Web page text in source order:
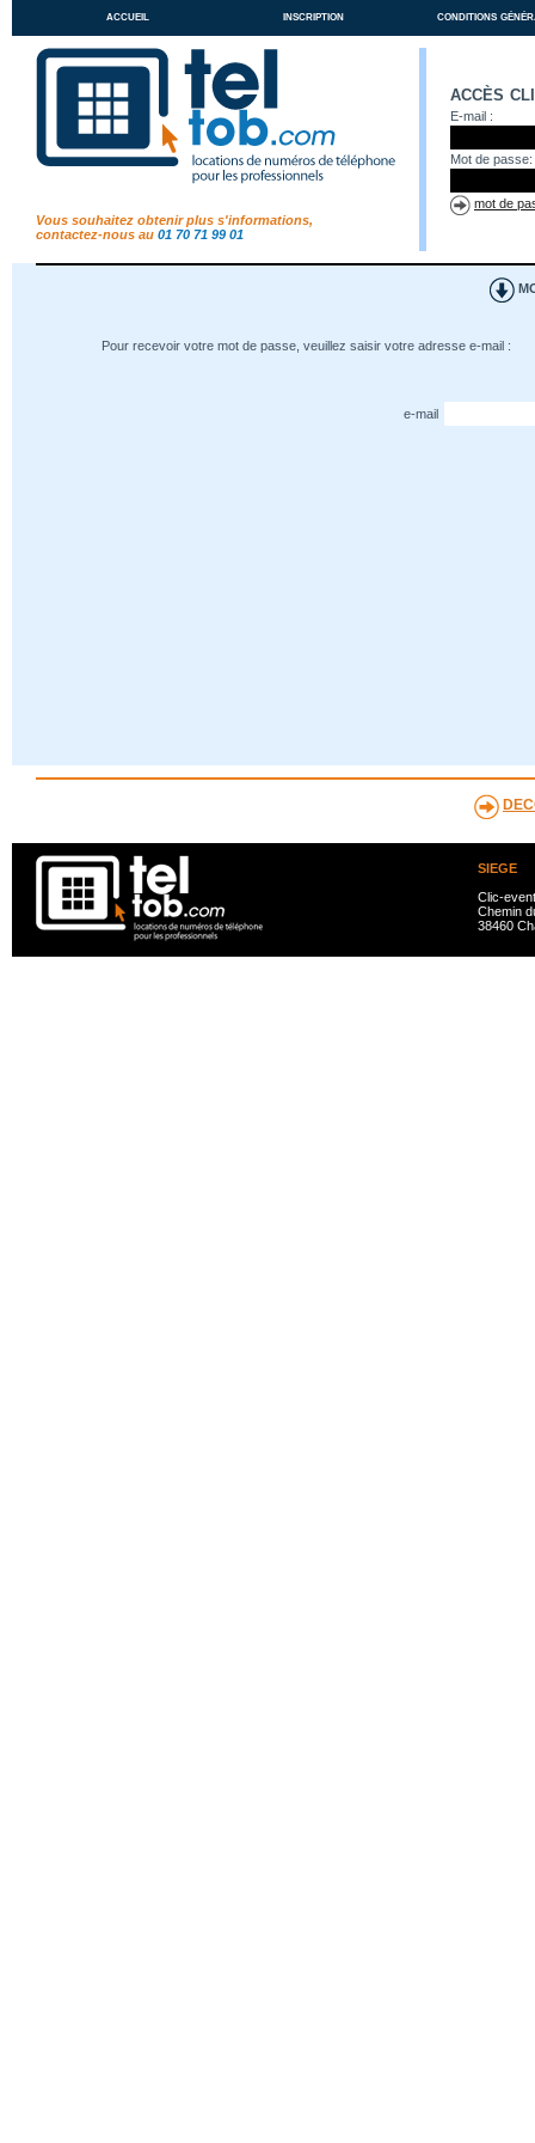
accueil inscription conditions
Vous souhaitez obtenir plus s'informations,
contactez-nous au 01 70 71 99 01
accès
E-mail :
Mot de passe:
mot de
Pour recevoir votre mot de passe, veuillez saisir votre adresse e-mail :
e-mail
SIEGE
Clic-
Chemin
38460